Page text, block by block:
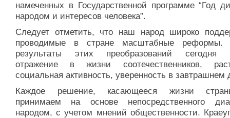
намеченных в Государственной программе “Год
народом и интересов человека”.
Следует отметить, что наш народ широко
проводимые в стране масштабные реформы.
результаты этих преобразований сегодня
отражение в жизни соотечественников,
социальная активность, уверенность в завтрашнем
Каждое решение, касающееся жизни
принимаем на основе непосредственного
народом, с учетом мнений общественности.